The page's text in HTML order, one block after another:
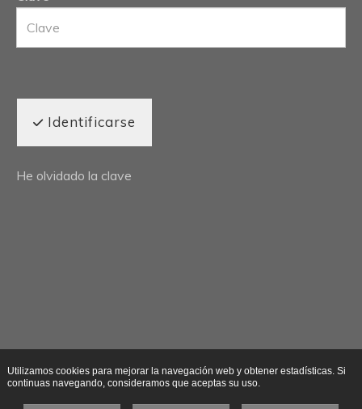
Identificarse
He olvidado la clave
Utilizamos cookies para mejorar la navegación web y obtener estadísticas. Si
continuas navegando, consideramos que aceptas su uso.